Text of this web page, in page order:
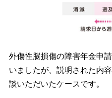
外傷性脳損傷の障害年金申
いましたが、説明された内
談いただいたケースです。